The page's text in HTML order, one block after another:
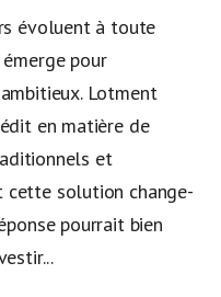
évoluent à toute
pour
Lotment
en matière de
et
cette solution change-
pourrait bien